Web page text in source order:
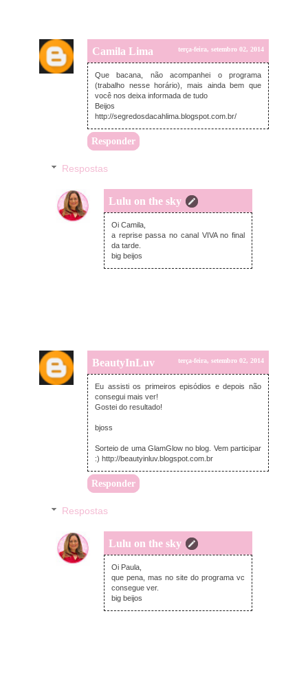
Camila Lima terça-feira, setembro 02, 2014
Que bacana, não acompanhei o programa
(trabalho nesse horário), mais ainda bem que
você nos deixa informada de tudo
Beijos
http://segredosdacahlima.blogspot.com.br/
Responder
Respostas
Lulu on the sky
quarta-feira, setembro 03, 2014
Oi Camila,
a reprise passa no canal VIVA no final
da tarde.
big beijos
BeautyInLuv terça-feira, setembro 02, 2014
Eu assisti os primeiros episódios e depois não
consegui mais ver!
Gostei do resultado!
bjoss
Sorteio de uma GlamGlow no blog. Vem participar
:) http://beautyinluv.blogspot.com.br
Responder
Respostas
Lulu on the sky
quarta-feira, setembro 03, 2014
Oi Paula,
que pena, mas no site do programa vc
consegue ver.
big beijos